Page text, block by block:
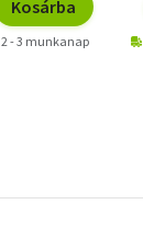
Kosárba
2 - 3 munkanap